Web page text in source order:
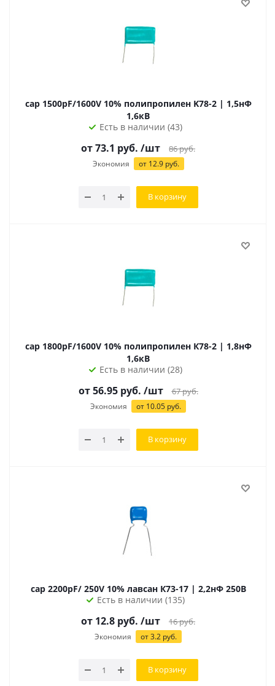
cap 1500pF/1600V 10% полипропилен K78-2 | 1,5нФ
1,6кВ
Есть в наличии (43)
от 73.1 руб. /шт 86руб.
Экономия от 12.9 руб.
В корзину
cap 1800pF/1600V 10% полипропилен К78-2 | 1,8нФ
1,6кВ
Есть в наличии (28)
от56.95руб. /шт 67руб.
Экономия от 10.05 руб.
В корзину
cap 2200pF/ 250V 10% лавсан К73-17 | 2,2нФ 250В
Есть в наличии (135)
от 12.8 руб. /шт 16руб.
Экономия от 3.2 руб.
В корзину